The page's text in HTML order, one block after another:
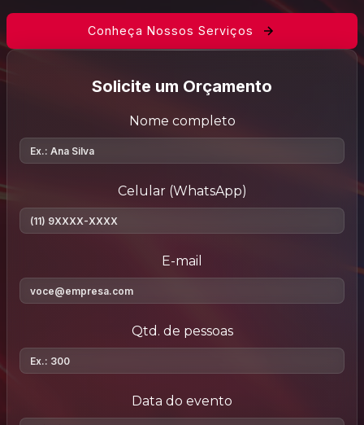
Conheça Nossos Serviços
Solicite um Orçamento
Nome completo
Celular (WhatsApp)
E-mail
Qtd. de pessoas
Data do evento